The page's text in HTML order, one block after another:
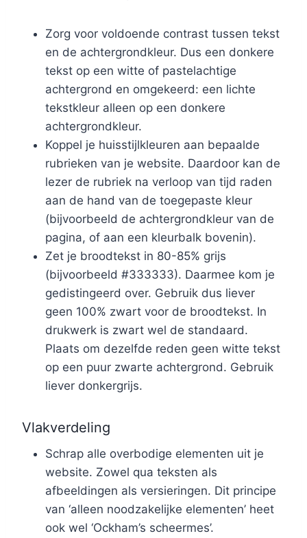
Zorg voor voldoende contrast tussen tekst
en de achtergrondkleur. Dus een donkere
tekst op een witte of pastelachtige
achtergrond en omgekeerd: een lichte
tekstkleur alleen op een donkere
achtergrondkleur.
Koppel je huisstijlkleuren aan bepaalde
rubrieken van je website. Daardoor kan de
lezer de rubriek na verloop van tijd raden
aan de hand van de toegepaste kleur
(bijvoorbeeld de achtergrondkleur van de
pagina, of aan een kleurbalk bovenin).
Zet je broodtekst in 80-85% grijs
(bijvoorbeeld #333333). Daarmee kom je
gedistingeerd over. Gebruik dus liever
geen 100% zwart voor de broodtekst. In
drukwerk is zwart wel de standaard.
Plaats om dezelfde reden geen witte tekst
op een puur zwarte achtergrond. Gebruik
liever donkergrijs.
Vlakverdeling
Schrap alle overbodige elementen uit je
website. Zowel qua teksten als
afbeeldingen als versieringen. Dit principe
van ‘alleen noodzakelijke elementen’ heet
ook wel ‘Ockham’s scheermes’.